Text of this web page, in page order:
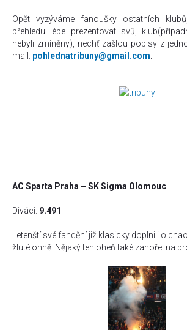
Opět vyzýváme fanoušky ostatních
přehledu lépe prezentovat svůj
nebyli zmíněny), nechť zašlou popisy z
mail: pohlednatribuny@gmail.com.
AC Sparta Praha – SK Sigma Olomouc
Diváci: 9.491
Letenští své fandění již klasicky doplnili o
žluté ohně. Nějaký ten oheň také zahořel na